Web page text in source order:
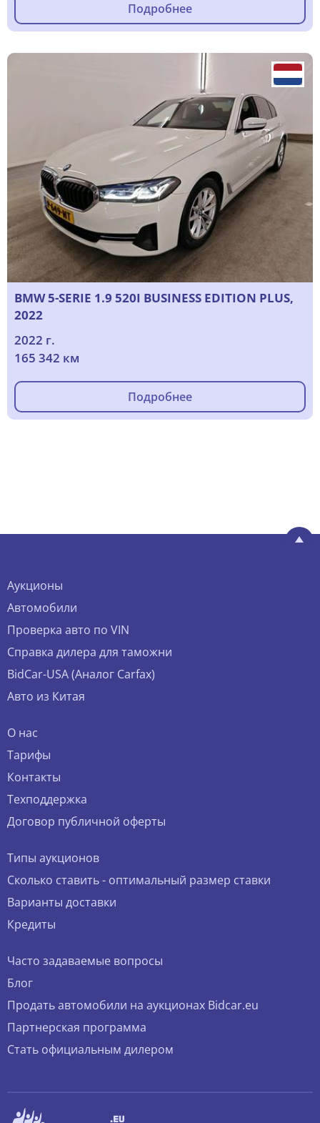
Подробнее
BMW 5-SERIE 1.9 520I BUSINESS EDITION PLUS,
2022
2022 г.
165 342 км
Подробнее
Аукционы
Автомобили
Проверка авто по VIN
Справка дилера для таможни
BidCar-USA (Аналог Carfax)
Авто из Китая
О нас
Тарифы
Контакты
Техподдержка
Договор публичной оферты
Типы аукционов
Сколько ставить - оптимальный размер ставки
Варианты доставки
Кредиты
Часто задаваемые вопросы
Блог
Продать автомобили на аукционах Bidcar.eu
Партнерская программа
Стать официальным дилером